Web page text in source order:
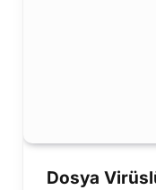
Dosya